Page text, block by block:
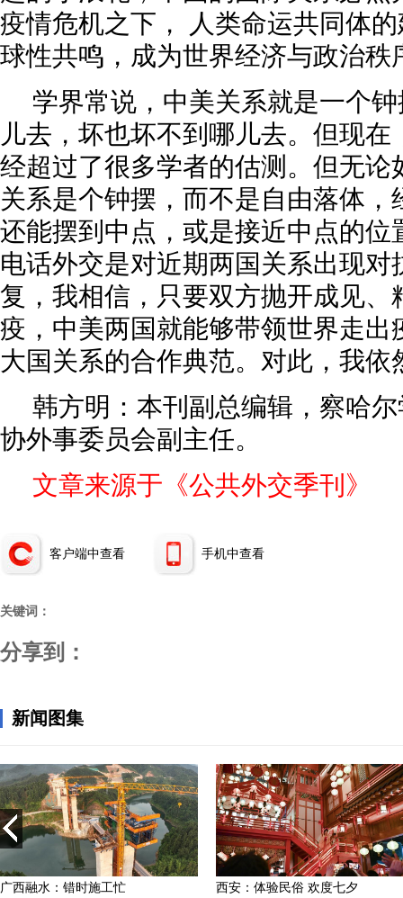
疫情危机之下， 人类命运共同体
球性共鸣，成为世界经济与政治秩
学界常说，中美关系就是一个
儿去，坏也坏不到哪儿去。但现
经超过了很多学者的估测。但无论
关系是个钟摆，而不是自由落体，
还能摆到中点，或是接近中点的位
电话外交是对近期两国关系出现对
复，我相信，只要双方抛开成见、
疫，中美两国就能够带领世界走出
大国关系的合作典范。对此，我依
韩方明：本刊副总编辑，察哈
协外事委员会副主任。
文章来源于《公共外交季刊》
客户端中查看 手机中查看
关键词：
分享到：